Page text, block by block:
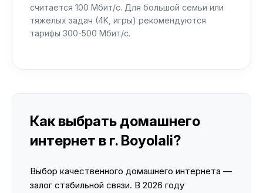
считается 100 Мбит/с. Для большой семьи или
тяжелых задач (4K, игры) рекомендуются
тарифы 300-500 Мбит/с.
Как выбрать домашнего
интернет в г. Boyolali?
Выбор качественного домашнего интернета —
залог стабильной связи. В 2026 году